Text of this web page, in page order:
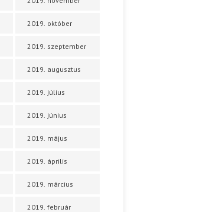
2019. október
2019. szeptember
2019. augusztus
2019. július
2019. június
2019. május
2019. április
2019. március
2019. február